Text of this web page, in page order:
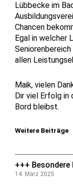
Weitere Beiträge
+++ Besondere
14. März 2025
Lübbecke im
Chancen
Egal in welcher
allen
Maik, vielen
Dir viel Erfolg in
Bord bleibst.